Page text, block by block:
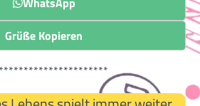
Grüße Kopieren